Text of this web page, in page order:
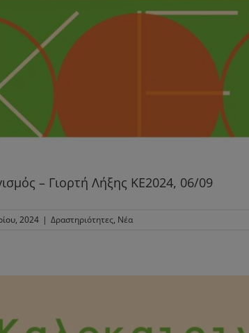
– Γιορτή Λήξης ΚΕ2024, 06/09
2024 | Δραστηριότητες, Νέα